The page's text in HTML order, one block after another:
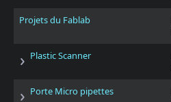
Projets du Fablab
Plastic Scanner
Porte Micro pipettes